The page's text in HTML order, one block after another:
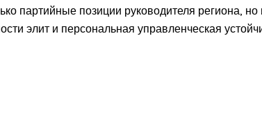
партийные позиции руководителя региона,
элит и персональная управленческая